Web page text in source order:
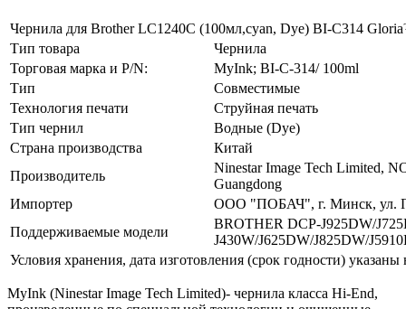
Чернила для Brother LC1240C (100мл,cyan, Dye) BI-C314
Тип товара
Чернила
Торговая марка и P/N:
MyInk; BI-C-314/ 100ml
Тип
Совместимые
Технология печати
Струйная печать
Тип чернил
Водные (Dye)
Страна производства
Китай
Производитель
Ninestar Image Tech Limited,
Guangdong
Импортер
ООО "ПОБАЧ", г. Минск, ул.
Поддерживаемые модели
BROTHER DCP-J925DW/
J430W/J625DW/J825DW/
Условия хранения, дата изготовления (срок годности) указаны
MyInk (Ninestar Image Tech Limited)- чернила класса Hi-End,